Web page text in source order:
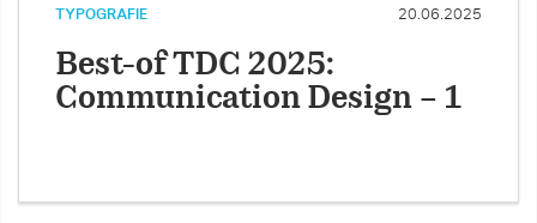
TYPOGRAFIE 20.06.2025
Best-of TDC 2025:
Communication Design – 1